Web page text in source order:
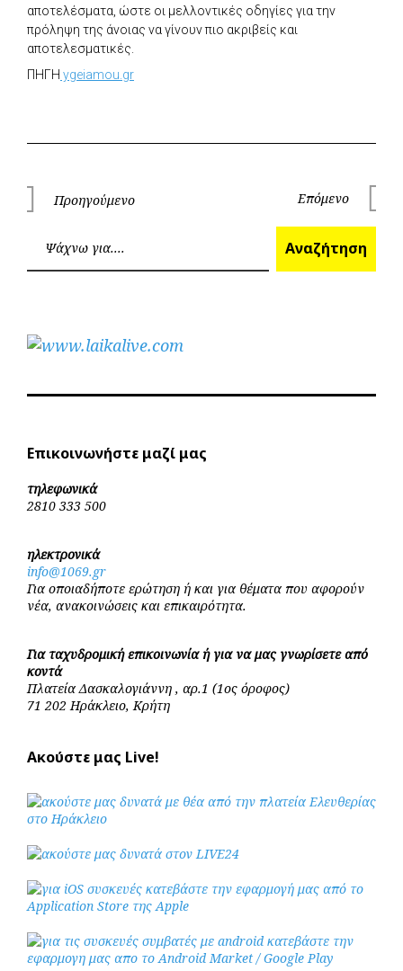
αποτελέσματα, ώστε οι μελλοντικές οδηγίες για την
πρόληψη της άνοιας να γίνουν πιο ακριβείς και
αποτελεσματικές.
ΠΗΓΗ ygeiamou.gr
Πλοήγηση
άρθρων
Προηγούμενο Επόμενο
Αναζήτηση
Επικοινωνήστε μαζί μας
τηλεφωνικά
2810 333 500
ηλεκτρονικά
info@1069.gr
Για οποιαδήποτε ερώτηση ή και για θέματα που αφορούν
νέα, ανακοινώσεις και επικαιρότητα.
Για ταχυδρομική επικοινωνία ή για να μας γνωρίσετε από
κοντά
Πλατεία Δασκαλογιάννη , αρ.1 (1ος όροφος)
71 202 Ηράκλειο, Κρήτη
Ακούστε μας Live!